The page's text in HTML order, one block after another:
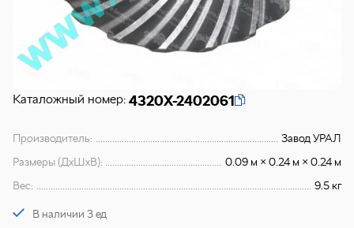
Каталожный номер: 4320Х-2402061
Производитель:
Завод УРАЛ
Размеры (ДхШхВ):
0.09 м × 0.24 м × 0.24 м
Вес:
9.5 кг
В наличии 3 ед